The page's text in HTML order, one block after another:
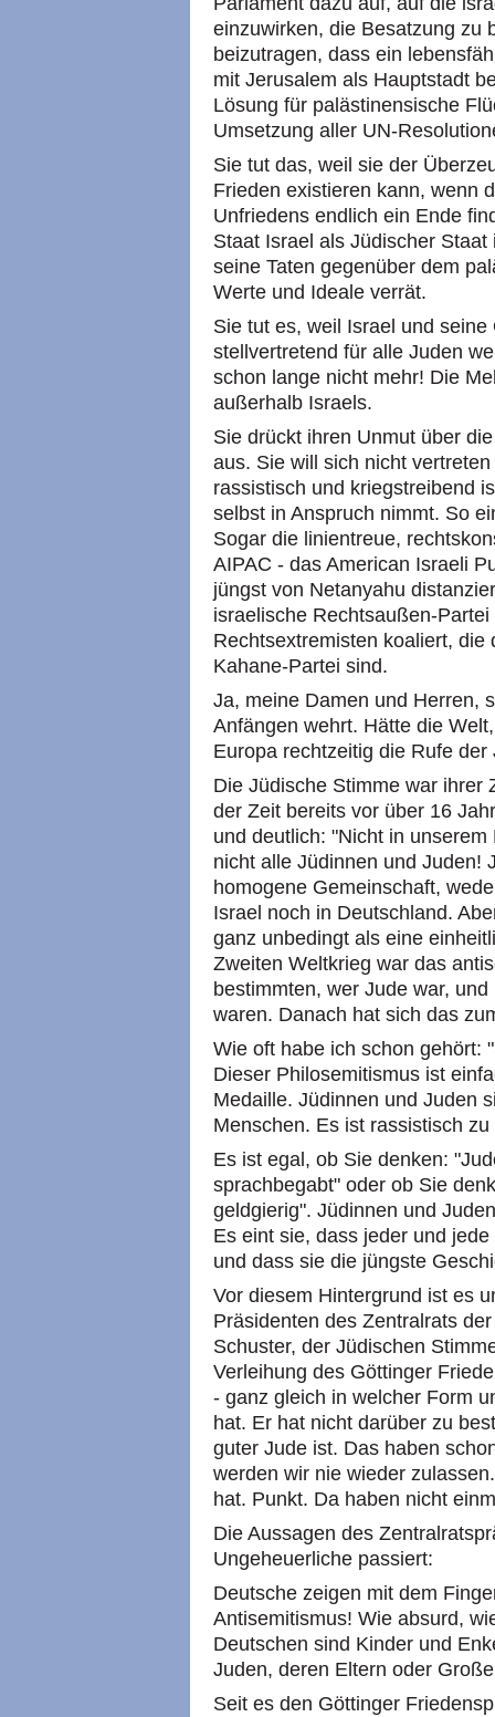
einzuwirken, die Besatzung zu
beizutragen, dass ein
mit Jerusalem als Hauptstadt
Lösung für palästinensische
Umsetzung aller UN-
Sie tut das, weil sie der
Frieden existieren kann, wenn
Unfriedens endlich ein Ende
Staat Israel als Jüdischer
seine Taten gegenüber dem
Werte und Ideale verrät.
Sie tut es, weil Israel und
stellvertretend für alle Juden
schon lange nicht mehr! Die
außerhalb Israels.
Sie drückt ihren Unmut über
aus. Sie will sich nicht
rassistisch und kriegstreibend
selbst in Anspruch nimmt. So
Sogar die linientreue,
AIPAC - das American Israeli
jüngst von Netanyahu
israelische Rechtsaußen-Partei
Rechtsextremisten koaliert,
Kahane-Partei sind.
Ja, meine Damen und Herren,
Anfängen wehrt. Hätte die
Europa rechtzeitig die Rufe
Die Jüdische Stimme war ihrer
der Zeit bereits vor über 16
und deutlich: "Nicht in
nicht alle Jüdinnen und Juden!
homogene Gemeinschaft,
Israel noch in Deutschland.
ganz unbedingt als eine
Zweiten Weltkrieg war das
bestimmten, wer Jude war,
waren. Danach hat sich das
Wie oft habe ich schon gehört:
Dieser Philosemitismus ist
Medaille. Jüdinnen und Juden
Menschen. Es ist rassistisch
Es ist egal, ob Sie denken:
sprachbegabt" oder ob Sie
geldgierig". Jüdinnen und
Es eint sie, dass jeder und
und dass sie die jüngste
Vor diesem Hintergrund ist es
Präsidenten des Zentralrats
Schuster, der Jüdischen
Verleihung des Göttinger
- ganz gleich in welcher Form
hat. Er hat nicht darüber zu
guter Jude ist. Das haben
werden wir nie wieder
hat. Punkt. Da haben nicht
Die Aussagen des
Ungeheuerliche passiert:
Deutsche zeigen mit dem
Antisemitismus! Wie absurd,
Deutschen sind Kinder und
Juden, deren Eltern oder
Seit es den Göttinger